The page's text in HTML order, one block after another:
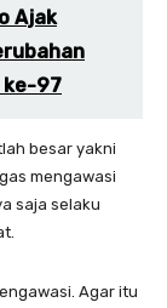
Ajak
ke-97
besar yakni
mengawasi
saja selaku
Agar itu